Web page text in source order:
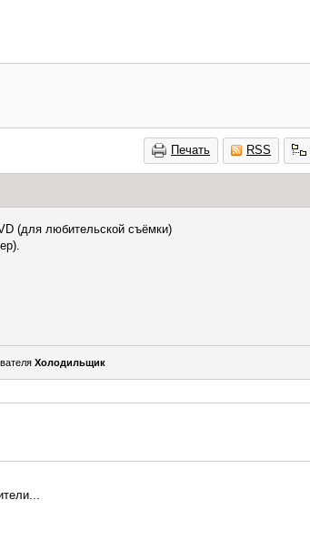
Печать RSS
(для любительской съёмки)
Холодильщик